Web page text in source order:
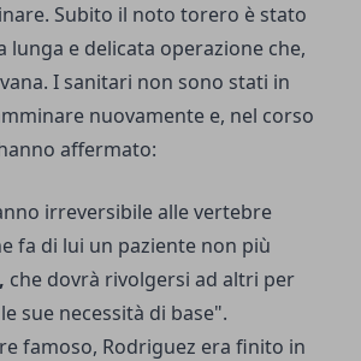
Subito il noto torero è stato
lunga e delicata operazione che,
I sanitari non sono stati in
nuovamente e, nel corso
affermato:
irreversibile alle vertebre
fa di lui un paziente non più
che dovrà rivolgersi ad altri per
sue necessità di base".
famoso, Rodriguez era finito in